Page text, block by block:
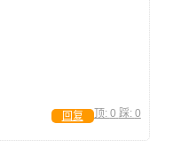
顶: 0 踩: 0
回复